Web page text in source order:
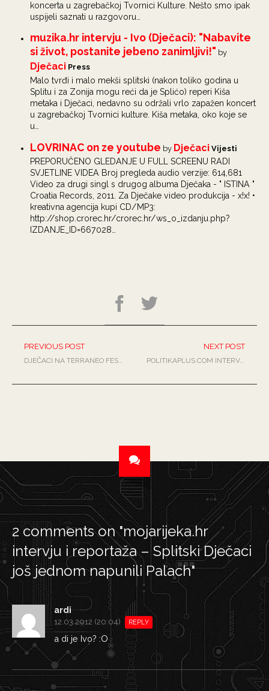
koncerta u zagrebačkoj Tvornici Kulture. Nešto smo ipak
uspijeli saznati u razgovoru…
muzika.hr intervju - Ivo (Dječaci): "Nabavite
si život, postanite jebeno zanimljivi!" by
Dječaci Press
Malo tvrđi i malo mekši splitski (nakon toliko godina u
Splitu i za Zonija mogu reći da je Splićo) reperi Kiša
metaka i Dječaci, nedavno su održali vrlo zapažen koncert
u zagrebačkoj Tvornici kulture. Kiša metaka, oko koje se
u…
LOVRINAC on ze youtube by Dječaci Vijesti
PREPORUČENO GLEDANJE U FULL SCREENU RADI
SVJETLINE VIDEA Broj pregleda audio verzije: 614,681
Video za drugi singl s drugog albuma Dječaka - " ISTINA "
Croatia Records, 2011. Za Dječake video produkcija - x!x! •
kreativna agencija kupi CD/MP3:
http://shop.crorec.hr/crorec.hr/ws_o_izdanju.php?
IZDANJE_ID=667028…
PREVIOUS POST
DJEČACI NA TERRANEO FESTIVALU
NEXT POST
POLITIKAPLUS.COM INTERVJU – DJEČACI: NIJE NAM CILJ ZABAVITI PUBLIKU, LOGIČNIJE NAM JE DA ONA ZABAVLJA NAS!
2 comments on "mojarijeka.hr
intervju i reportaža – Splitski Dječaci
još jednom napunili Palach"
ardi
12.03.2012 (20:04) REPLY
a di je Ivo? :O